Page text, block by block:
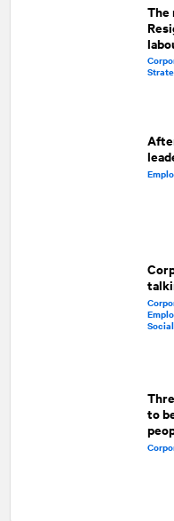
The
to